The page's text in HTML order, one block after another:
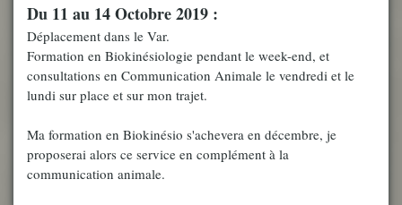
Du 11 au 14 Octobre 2019 :
Déplacement dans le Var.
Formation en Biokinésiologie pendant le week-end, et
consultations en Communication Animale le vendredi et le
lundi sur place et sur mon trajet.
Ma formation en Biokinésio s'achevera en décembre, je
proposerai alors ce service en complément à la
communication animale.